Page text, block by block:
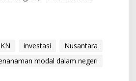
investasi
Nusantara
modal dalam negeri